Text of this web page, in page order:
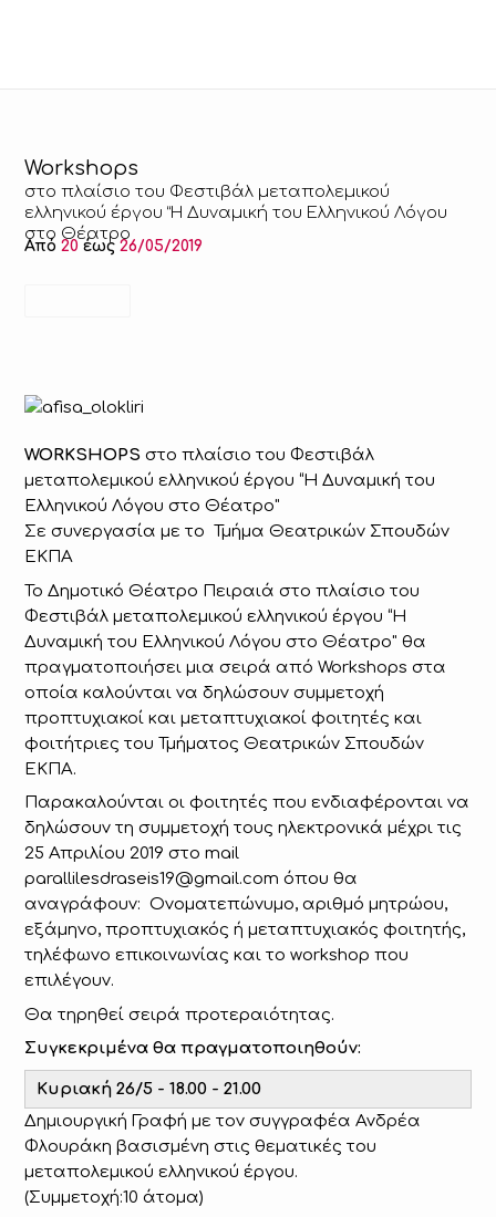
Workshops
στο πλαίσιο του Φεστιβάλ μεταπολεμικού
ελληνικού έργου “Η Δυναμική του Ελληνικού Λόγου
στο Θέατρο
Από20 έως26/05/2019
WORKSHOPSστο πλαίσιο του Φεστιβάλ
μεταπολεμικού ελληνικού έργου “Η Δυναμική του
Ελληνικού Λόγου στο Θέατρο"
Σε συνεργασία με το Τμήμα Θεατρικών Σπουδών
ΕΚΠΑ
Το Δημοτικό Θέατρο Πειραιά στο πλαίσιο του
Φεστιβάλ μεταπολεμικού ελληνικού έργου “Η
Δυναμική του Ελληνικού Λόγου στο Θέατρο" θα
πραγματοποιήσει μια σειρά από Workshops στα
οποία καλούνται να δηλώσουν συμμετοχή
προπτυχιακοί και μεταπτυχιακοί φοιτητές και
φοιτήτριες του Τμήματος Θεατρικών Σπουδών
ΕΚΠΑ.
Παρακαλούνται οι φοιτητές που ενδιαφέρονται να
δηλώσουν τη συμμετοχή τους ηλεκτρονικά μέχρι τις
25 Απριλίου 2019 στο mail
parallilesdraseis19@gmail.com όπου θα
αναγράφουν: Ονοματεπώνυμο, αριθμό μητρώου,
εξάμηνο, προπτυχιακός ή μεταπτυχιακός φοιτητής,
τηλέφωνο επικοινωνίας και το workshop που
επιλέγουν.
Θα τηρηθεί σειρά προτεραιότητας.
Συγκεκριμένα θα πραγματοποιηθούν:
Κυριακή 26/5 - 18.00 - 21.00
Δημιουργική Γραφή με τον συγγραφέα Ανδρέα
Φλουράκη βασισμένη στις θεματικές του
μεταπολεμικού ελληνικού έργου.
(Συμμετοχή:10 άτομα)